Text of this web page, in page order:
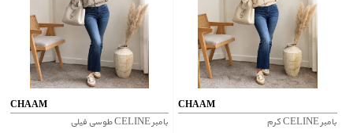
CHAAM
بامبر CELINE طوسی فیلی
CHAAM
بامبر CELINE کرم